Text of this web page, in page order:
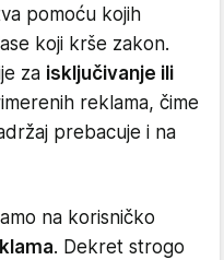
pomoću kojih
koji krše zakon.
za isključivanje ili
reklama, čime
prebacuje i na
na korisničko
. Dekret strogo